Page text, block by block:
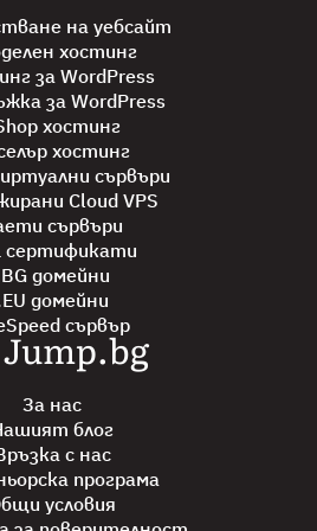
на уебсайт
хостинг
за WordPress
за WordPress
хостинг
хостинг
сървъри
Cloud VPS
сървъри
сертификати
домейни
домейни
сървър
Jump.bg
За нас
блог
с нас
програма
условия